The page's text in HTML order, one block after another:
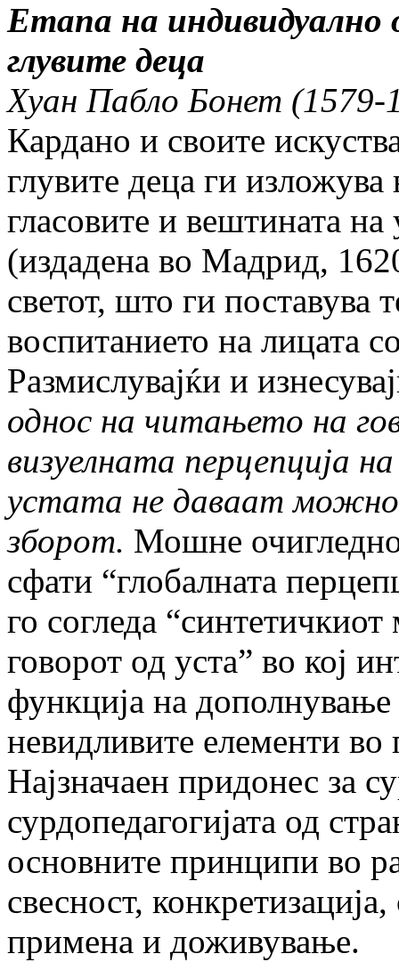
Етапа на индивидуално
глувите деца
Хуан Пабло Бонет (1579-
Кардано и своите
глувите деца ги
гласовите и вештината на
(издадена во Мадрид,
светот, што ги поставува
воспитанието на лицата
Размислувајќи и
однос на читањето на
визуелната перцепција
устата не даваат
зборот. Мошне
сфати “глобалната
го согледа
говорот од уста” во кој
функција на
невидливите елементи во
Најзначаен придонес за
сурдо­пе­да­гогијата од
основните принципи во
свесност,
примена и доживување.